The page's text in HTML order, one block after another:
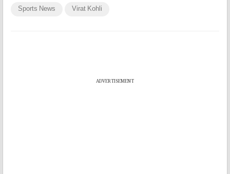
Sports News Virat Kohli
ADVERTISEMENT